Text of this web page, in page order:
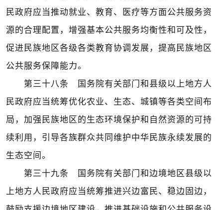
民政府应当推动就业、教育、医疗等方面公共服务资
源的合理配置，增强基本公共服务均衡性和可及性，
促进民族地区各级各类教育协调发展，提高民族地区
公共服务保障能力。
第三十八条 国务院有关部门和县级以上地方人
民政府应当统筹优化农业、生态、城镇等各类空间布
局，加强民族地区的生态环境保护和自然资源的可持
续利用，引导各族群众共同维护中华民族永续发展的
生态空间。
第三十九条 国务院有关部门和边境地区县级以
上地方人民政府应当统筹推进兴边富民、稳边固边，